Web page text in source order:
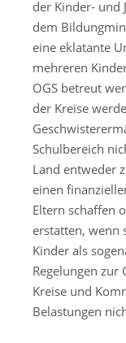
der Kinder- und
dem
eine eklatante
mehreren
OGS betreut
der Kreise
Schulbereich
Land entweder
einen
Eltern schaffen
erstatten, wenn
Kinder als
Regelungen zur
Kreise und
Belastungen